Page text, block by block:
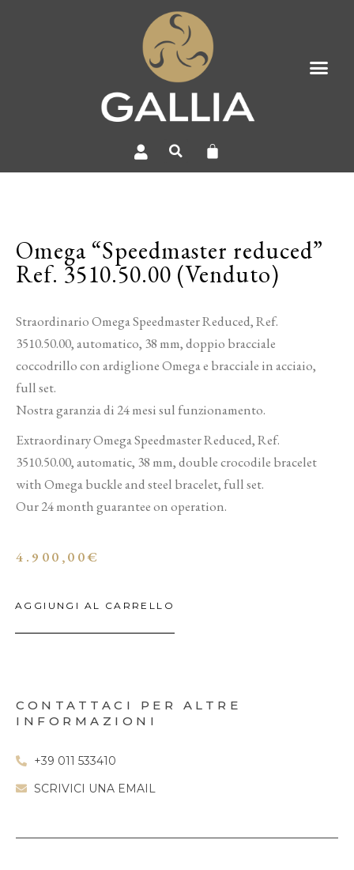
Omega “Speedmaster reduced”
Ref. 3510.50.00 (Venduto)
Straordinario Omega Speedmaster Reduced, Ref.
3510.50.00, automatico, 38 mm, doppio bracciale
coccodrillo con ardiglione Omega e bracciale in acciaio,
full set.
Nostra garanzia di 24 mesi sul funzionamento.
Extraordinary Omega Speedmaster Reduced, Ref.
3510.50.00, automatic, 38 mm, double crocodile bracelet
with Omega buckle and steel bracelet, full set.
Our 24 month guarantee on operation.
4.900,00€
AGGIUNGI AL CARRELLO
CONTATTACI PER ALTRE
INFORMAZIONI
+39 011 533410
SCRIVICI UNA EMAIL